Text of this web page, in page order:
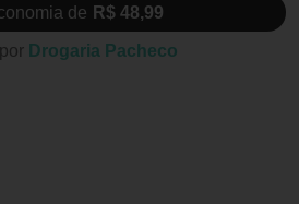
de R$ 48,99
Drogaria Pacheco